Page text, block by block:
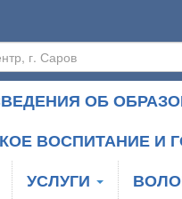
ОБ
ВОСПИТАНИЕ
УСЛУГИ